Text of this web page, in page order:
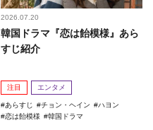
2026.07.20
韓国ドラマ『恋は飴模様』あら
すじ紹介
注目 エンタメ
あらすじ チョン・ヘイン
ハヨン
恋は飴模様
韓国ドラマ